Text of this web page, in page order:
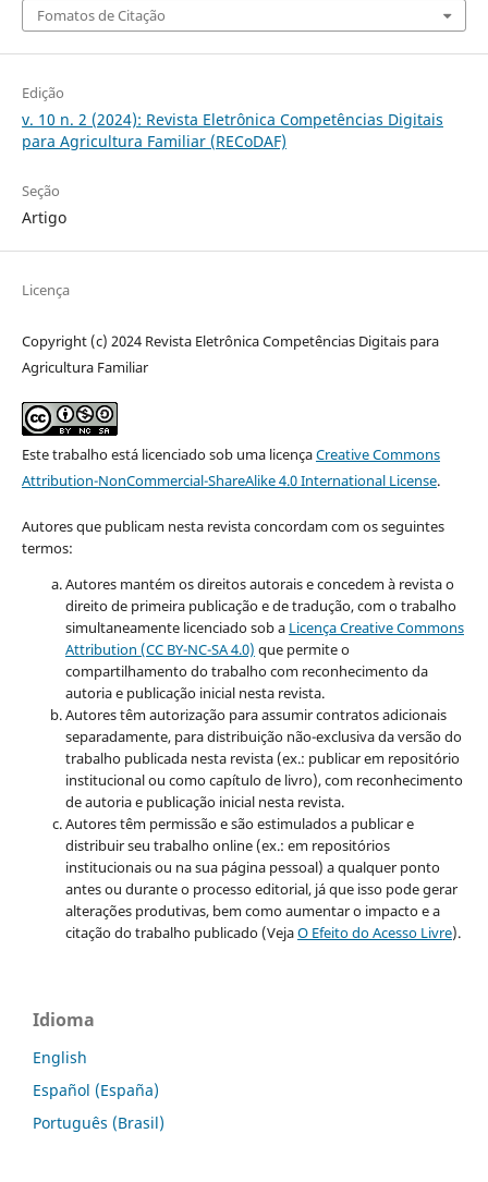
Fomatos de Citação
Edição
v. 10 n. 2 (2024): Revista Eletrônica Competências Digitais
para Agricultura Familiar (RECoDAF)
Seção
Artigo
Licença
Copyright (c) 2024 Revista Eletrônica Competências Digitais para
Agricultura Familiar
Este trabalho está licenciado sob uma licençaCreative Commons
Attribution-NonCommercial-ShareAlike 4.0 International License.
Autores que publicam nesta revista concordam com os seguintes
termos:
Autores mantém os direitos autorais e concedem à revista o
direito de primeira publicação e de tradução, com o trabalho
simultaneamente licenciado sob a Licença Creative Commons
Attribution (CC BY-NC-SA 4.0) que permite o
compartilhamento do trabalho com reconhecimento da
autoria e publicação inicial nesta revista.
Autores têm autorização para assumir contratos adicionais
separadamente, para distribuição não-exclusiva da versão do
trabalho publicada nesta revista (ex.: publicar em repositório
institucional ou como capítulo de livro), com reconhecimento
de autoria e publicação inicial nesta revista.
Autores têm permissão e são estimulados a publicar e
distribuir seu trabalho online (ex.: em repositórios
institucionais ou na sua página pessoal) a qualquer ponto
antes ou durante o processo editorial, já que isso pode gerar
alterações produtivas, bem como aumentar o impacto e a
citação do trabalho publicado (VejaO Efeito do Acesso Livre).
Idioma
English
Español (España)
Português (Brasil)